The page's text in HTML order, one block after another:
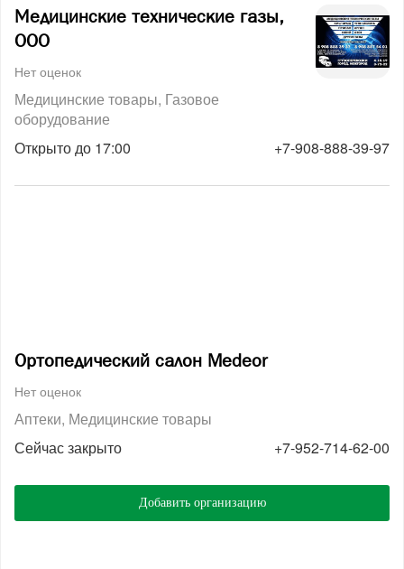
Медицинские технические газы,
ООО
Нет оценок
Медицинские товары Газовое
оборудование
Открыто до 17:00
+7-908-888-39-97
Ортопедический салон Medeor
Нет оценок
Аптеки Медицинские товары
Сейчас закрыто
+7-952-714-62-00
Добавить организацию